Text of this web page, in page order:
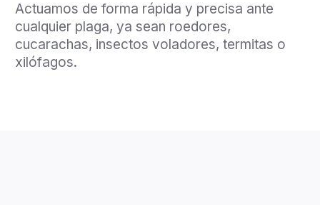
Actuamos de forma rápida y precisa ante
cualquier plaga, ya sean roedores,
cucarachas, insectos voladores, termitas o
xilófagos.